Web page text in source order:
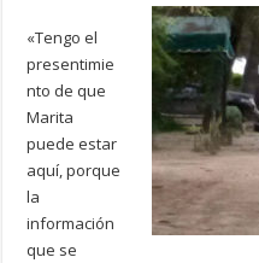
«Tengo el
presentimie
nto de que
Marita
puede estar
aquí, porque
la
información
que se